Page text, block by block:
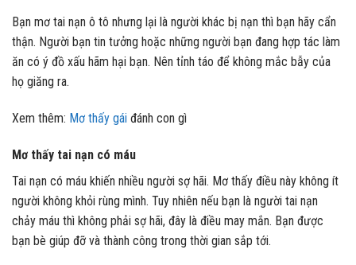
Bạn mơ tai nạn ô tô nhưng lại là người khác bị nạn thì bạn hãy cẩn
thận. Người bạn tin tưởng hoặc những người bạn đang hợp tác làm
ăn có ý đồ xấu hãm hại bạn. Nên tỉnh táo để không mắc bẫy của
họ giăng ra.
Xem thêm: Mơ thấy gái đánh con gì
Mơ thấy tai nạn có máu
Tai nạn có máu khiến nhiều người sợ hãi. Mơ thấy điều này không ít
người không khỏi rùng mình. Tuy nhiên nếu bạn là người tai nạn
chảy máu thì không phải sợ hãi, đây là điều may mắn. Bạn được
bạn bè giúp đỡ và thành công trong thời gian sắp tới.